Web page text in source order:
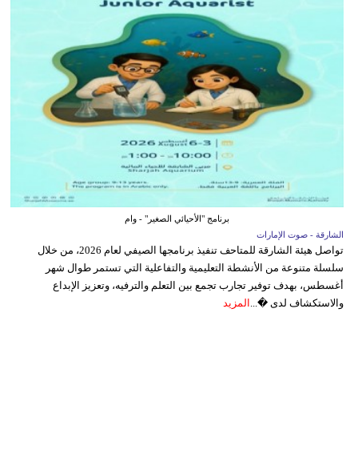
برنامج "الأحيائي الصغير" - وام
الشارقة - صوت الإمارات
تواصل هيئة الشارقة للمتاحف تنفيذ برنامجها الصيفي لعام 2026، من خلال
سلسلة متنوعة من الأنشطة التعليمية والتفاعلية التي تستمر طوال شهر
أغسطس، بهدف توفير تجارب تجمع بين التعلم والترفيه، وتعزيز الإبداع
والاستكشاف لدى �... المزيد